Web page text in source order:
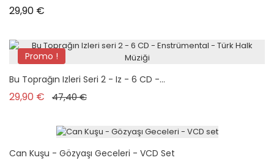
29,90 €
Promo !
Bu Toprağın Izleri Seri 2 - Iz - 6 CD -...
29,90 € Prix de base
47,40 €Prix
Can Kuşu - Gözyaşı Geceleri - VCD Set